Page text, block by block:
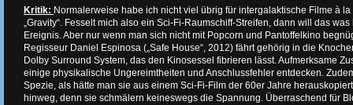
Kritik: Normalerweise habe ich nicht viel übrig für intergalaktische Filme à la
„Gravity“. Fesselt mich also ein Sci-Fi-Raumschiff-Streifen, dann will das was
Ereignis. Aber nur wenn man sich nicht mit Popcorn und Pantoffelkino
Regisseur Daniel Espinosa („Safe House“, 2012) fährt gehörig in die
Dolby Surround System, das den Kinosessel fibrieren lässt. Aufmerksame
einige physikalische Ungereimtheiten und Anschlussfehler entdecken.
Spezie, als hätte man sie aus einem Sci-Fi-Film der 60er Jahre
hinweg, denn sie schmälern keineswegs die Spannung. Überraschend für